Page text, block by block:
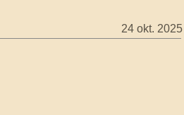
24 okt. 2025